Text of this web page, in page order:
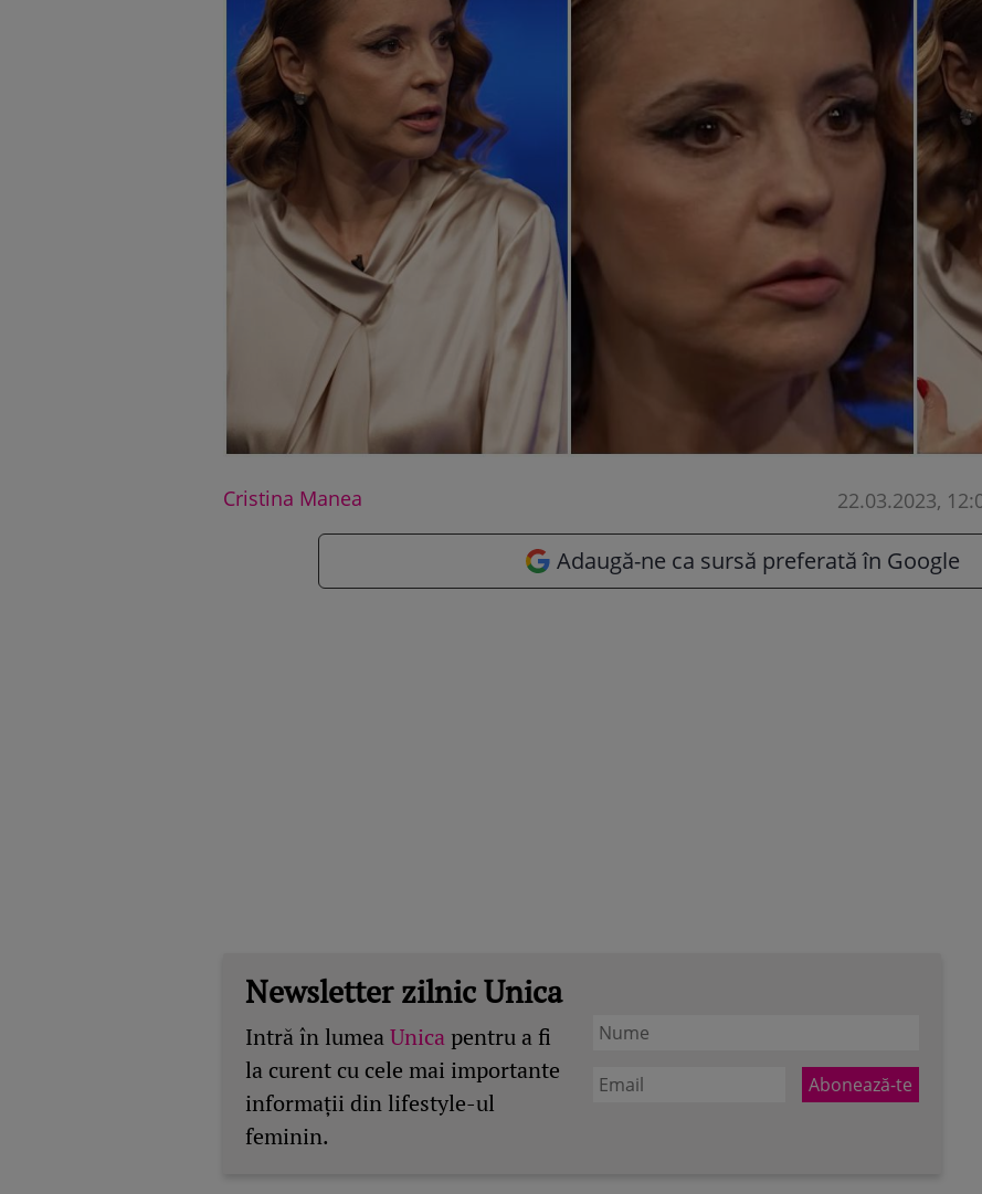
Cristina Manea 22.03.2023,
Adaugă-ne ca sursă preferată în Google
Newsletter zilnic Unica
Intră în lumeaUnica pentru a fi
la curent cu cele mai importante
informații din lifestyle-ul
feminin.